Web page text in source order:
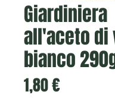
Giardiniera
all'aceto di
bianco
1,80 €Prezzo